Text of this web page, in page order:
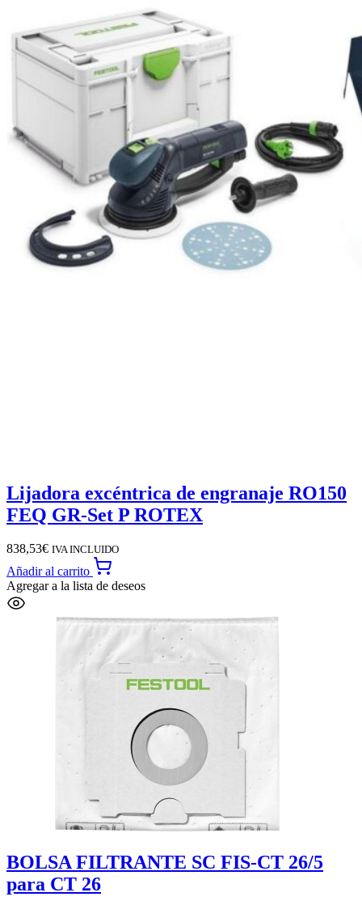
Lijadora excéntrica de engranaje RO150
FEQ GR-Set P ROTEX
838,53€ IVA INCLUIDO
Añadir al carrito
Agregar a la lista de deseos
BOLSA FILTRANTE SC FIS-CT 26/5
para CT 26